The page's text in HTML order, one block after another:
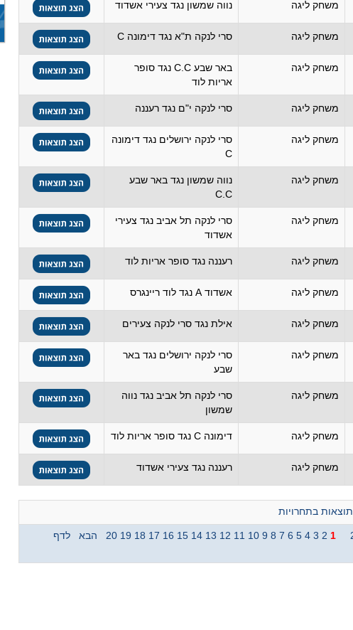
משחק ליגה נווה שמשון נגד צעירי אשדוד
משחק ליגה סרי לנקה ת"א נגד דימונה C
משחק ליגה
באר שבע C.C נגד סופר
אריות לוד
משחק ליגה סרי לנקה י"ם נגד רעננה
משחק ליגה
סרי לנקה ירושלים נגד דימונה
C
משחק ליגה
נווה שמשון נגד באר שבע
C.C
משחק ליגה
סרי לנקה תל אביב נגד צעירי
אשדוד
משחק ליגה רעננה נגד סופר אריות לוד
משחק ליגה אשדוד A נגד לוד ריינגרס
משחק ליגה אילת נגד סרי לנקה צעירים
משחק ליגה
סרי לנקה ירושלים נגד באר
שבע
משחק ליגה
סרי לנקה תל אביב נגד נווה
שמשון
משחק ליגה דימונה C נגד סופר אריות לוד
משחק ליגה רעננה נגד צעירי אשדוד
תוצאות בתחרויות
1
2
3
4
5
6
7
8
9
10
11
12
13
14
15
16
17
18
19
20 הבא
לדף